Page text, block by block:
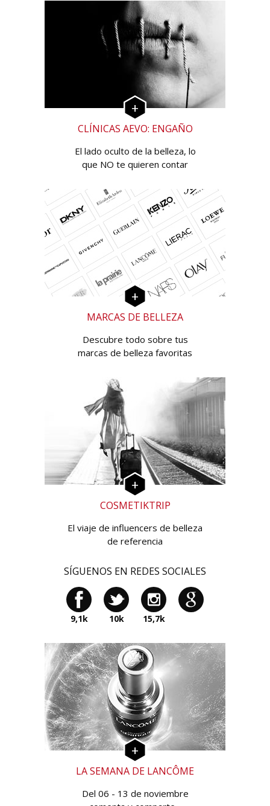
CLÍNICAS AEVO: ENGAÑO
El lado oculto de la belleza, lo
que NO te quieren contar
MARCAS DE BELLEZA
Descubre todo sobre tus
marcas de belleza favoritas
COSMETIKTRIP
El viaje de influencers de belleza
de referencia
SÍGUENOS EN REDES SOCIALES
9,1k 10k 15,7k
LA SEMANA DE LANCÔME
Del 06 - 13 de noviembre